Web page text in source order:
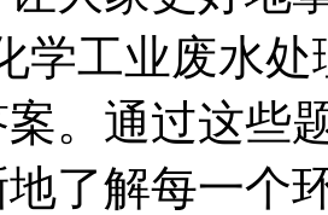
学工业废水
案。通过这些
了解每一个